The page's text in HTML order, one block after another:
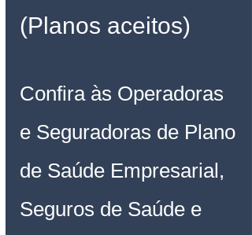
(Planos aceitos)
Confira às Operadoras
e Seguradoras de Plano
de Saúde Empresarial,
Seguros de Saúde e